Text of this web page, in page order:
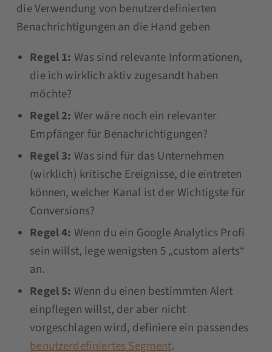
die Verwendung von benutzerdefinierten
Benachrichtigungen an die Hand geben
Regel 1: Was sind relevante Informationen,
die ich wirklich aktiv zugesandt haben
möchte?
Regel 2: Wer wäre noch ein relevanter
Empfänger für Benachrichtigungen?
Regel 3: Was sind für das Unternehmen
(wirklich) kritische Ereignisse, die eintreten
können, welcher Kanal ist der Wichtigste für
Conversions?
Regel 4: Wenn du ein Google Analytics Profi
sein willst, lege wenigsten 5 „custom alerts“
an.
Regel 5: Wenn du einen bestimmten Alert
einpflegen willst, der aber nicht
vorgeschlagen wird, definiere ein passendes
benutzerdefiniertes Segment.